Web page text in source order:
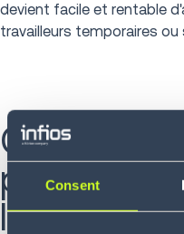
Consent
devient facile et rentable
travailleurs temporaires
Comment
parti des
l'entrepôt